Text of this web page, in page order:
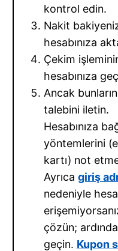
kontrol edin.
Nakit
hesabınıza
Çekim
hesabınıza
Ancak
talebini iletin.
Hesabınıza
yöntemlerini
kartı) not
Ayrıca giriş
nedeniyle
çözün;
geçin. Kupon